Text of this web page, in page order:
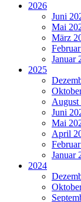
2026
Juni
Mai
März
Januar
2025
August
Juni
Mai
April
Januar
2024